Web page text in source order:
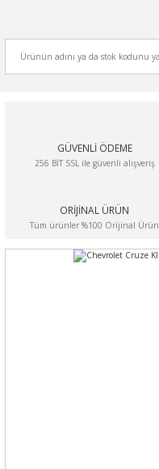
GÜVENLİ ÖDEME
256 BİT SSL ile güvenli alışveriş
ORİJİNAL ÜRÜN
Tüm ürünler %100 Orijinal Ürün